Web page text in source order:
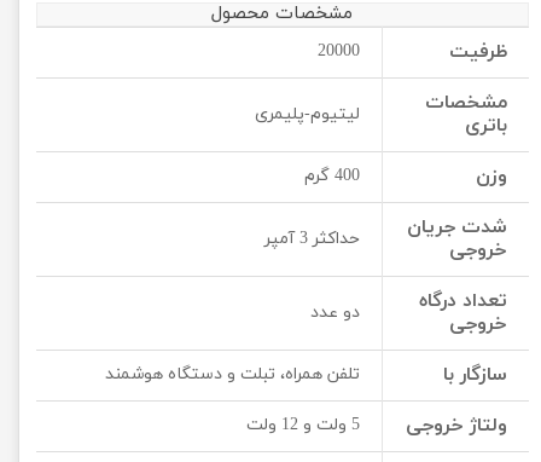
مشخصات محصول
ظرفیت 20000
مشخصات
باتری
لیتیوم-پلیمری
وزن 400 گرم
شدت جریان
خروجی
حداکثر 3 آمپر
تعداد درگاه
خروجی
دو عدد
سازگار با تلفن همراه، تبلت و دستگاه هوشمند
ولتاژ خروجی 5 ولت و 12 ولت